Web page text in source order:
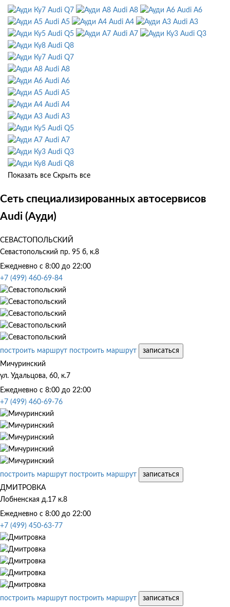
Audi Q7 Audi A8
Audi A6
Audi A5
Audi A4
Audi A3
Audi Q5
Audi A7
Audi Q3
Audi Q8
Audi Q7
Audi A8
Audi A6
Audi A5
Audi A4
Audi A3
Audi Q5
Audi A7
Audi Q3
Audi Q8
Показать все Скрыть все
Сеть специализированных автосервисов
Audi (Ауди)
СЕВАСТОПОЛЬСКИЙ
Севастопольский пр. 95 б, к.8
Ежедневно с 8:00 до 22:00
+7 (499) 460-69-84
построить маршрут построить маршрут
записаться
Мичуринский
ул. Удальцова, 60, к.7
Ежедневно с 8:00 до 22:00
+7 (499) 460-69-76
построить маршрут построить маршрут
записаться
ДМИТРОВКА
Лобненская д.17 к.8
Ежедневно с 8:00 до 22:00
+7 (499) 450-63-77
построить маршрут построить маршрут
записаться